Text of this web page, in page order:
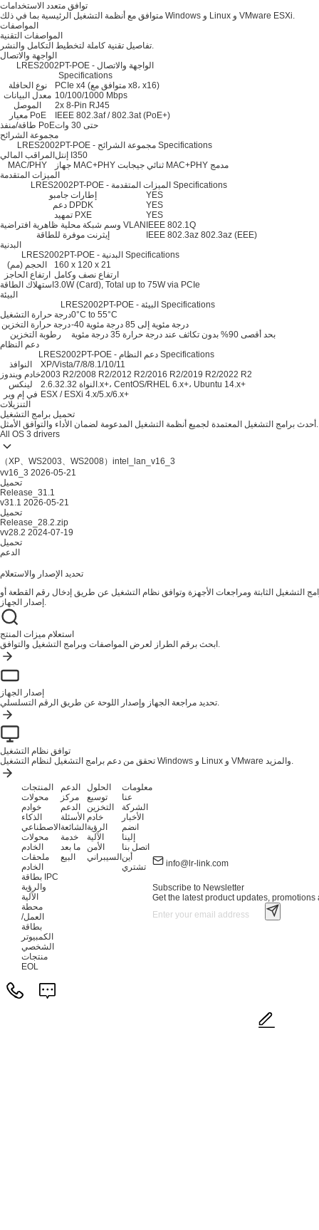
توافق متعدد الاستخدامات
متوافق مع أنظمة التشغيل الرئيسية بما في ذلك Windows و Linux و VMware ESXi.
المواصفات
المواصفات التقنية
تفاصيل تقنية كاملة لتخطيط التكامل والنشر.
الواجهة والاتصال
LRES2002PT-POE - الواجهة والاتصال
Specifications
نوع الحافلة
PCIe x4 (متوافق مع x8، x16)
معدل البيانات 10/100/1000 Mbps
الموصل
2x 8-Pin RJ45
معيار PoE
IEEE 802.3af / 802.3at (PoE+)
طاقة/منفذ PoE
حتى 30 وات
مجموعة الشرائح
LRES2002PT-POE - مجموعة الشرائح Specifications
المراقب المالي
إنتل I350
MAC/PHY
جهاز MAC+PHY ثنائي جيجابت MAC+PHY مدمج
الميزات المتقدمة
LRES2002PT-POE - الميزات المتقدمة Specifications
إطارات جامبو
YES
دعم DPDK
YES
تمهيد PXE
YES
وسم شبكة محلية ظاهرية افتراضية VLAN IEEE 802.1Q
إيثرنت موفرة للطاقة
IEEE 802.3az 802.3az (EEE)
البدنية
LRES2002PT-POE - البدنية Specifications
الحجم (مم)
160 x 120 x 21
ارتفاع الحاجز
ارتفاع نصف وكامل
استهلاك الطاقة 3.0W (Card), Total up to 75W via PCIe
البيئة
LRES2002PT-POE - البيئة Specifications
درجة حرارة التشغيل0°C to 55°C
درجة حرارة التخزين
-40 درجة مئوية إلى 85 درجة مئوية
رطوبة التخزين
بحد أقصى 90% بدون تكاثف عند درجة حرارة 35 درجة مئوية
دعم النظام
LRES2002PT-POE - دعم النظام Specifications
النوافذ
XP/Vista/7/8/8.1/10/11
خادم ويندوز2003 R2/2008 R2/2012 R2/2016 R2/2019 R2/2022 R2
لينكس
النواة 2.6.32.32.x+، CentOS/RHEL 6.x+، Ubuntu 14.x+
في إم وير ESX / ESXi 4.x/5.x/6.x+
التنزيلات
تحميل برامج التشغيل
أحدث برامج التشغيل المعتمدة لجميع أنظمة التشغيل المدعومة لضمان الأداء والتوافق الأمثل.
All OS 3 drivers
（XP、WS2003、WS2008）intel_lan_v16_3
vv16_3 2026-05-21
تحميل
Release_31.1
v31.1 2026-05-21
تحميل
Release_28.2.zip
vv28.2 2024-07-19
تحميل
الدعم
تحديد الإصدار والاستعلام
التشغيل الثابتة ومراجعات الأجهزة وتوافق نظام التشغيل عن طريق إدخال رقم القطعة أو
إصدار الجهاز.
استعلام ميزات المنتج
ابحث برقم الطراز لعرض المواصفات وبرامج التشغيل والتوافق.
إصدار الجهاز
تحديد مراجعة الجهاز وإصدار اللوحة عن طريق الرقم التسلسلي.
توافق نظام التشغيل
تحقق من دعم برامج التشغيل لنظام التشغيل Windows و Linux و VMware والمزيد.
المنتجات
محولات
خوادم
الذكاء
الاصطناعي
محولات
الخادم
ملحقات
الخادم
بطاقة IPC
والرؤية
الآلية
محطة
العمل/
بطاقة
الكمبيوتر
الشخصي
منتجات
EOL
الدعم
مركز
الدعم
الأسئلة
الشائعة
خدمة
ما بعد
البيع
الحلول
توسيع
التخزين
خادم
الرؤية
الآلية
الأمن
السيبراني
معلومات
عنا
الشركة
الأخبار
انضم
إلينا
اتصل بنا
أين
تشتري
info@lr-link.com
Subscribe to Newsletter
Get the latest product updates, promotions